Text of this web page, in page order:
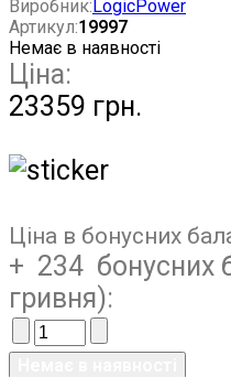
Виробник: LogicPower
Артикул:19997
Немає в наявності
Ціна:
23359 грн.
Ціна в бонусних
+ 234 бонусних
гривня):